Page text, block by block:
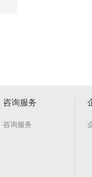
咨询服务
咨询服务